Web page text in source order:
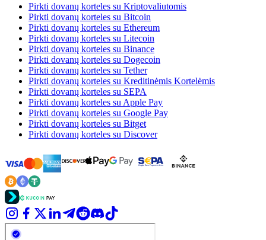
Pirkti dovanų korteles su Kriptovaliutomis
Pirkti dovanų korteles su Bitcoin
Pirkti dovanų korteles su Ethereum
Pirkti dovanų korteles su Litecoin
Pirkti dovanų korteles su Binance
Pirkti dovanų korteles su Dogecoin
Pirkti dovanų korteles su Tether
Pirkti dovanų korteles su Kreditinėmis Kortelėmis
Pirkti dovanų korteles su SEPA
Pirkti dovanų korteles su Apple Pay
Pirkti dovanų korteles su Google Pay
Pirkti dovanų korteles su Bitget
Pirkti dovanų korteles su Discover